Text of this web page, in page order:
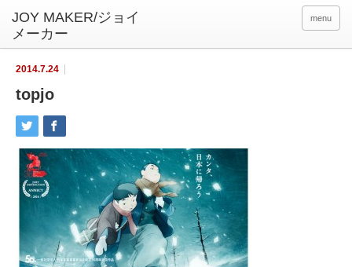
menu
2014.7.24
topjo